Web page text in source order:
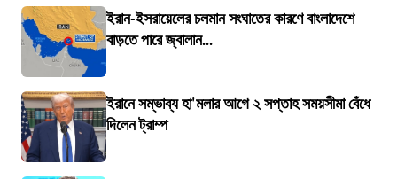
ইরান-ইসরায়েলের চলমান সংঘাতের কারণে বাংলাদেশে
বাড়তে পারে জ্বালান...
ইরানে সম্ভাব্য হা'মলার আগে ২ সপ্তাহ সময়সীমা বেঁধে
দিলেন ট্রাম্প